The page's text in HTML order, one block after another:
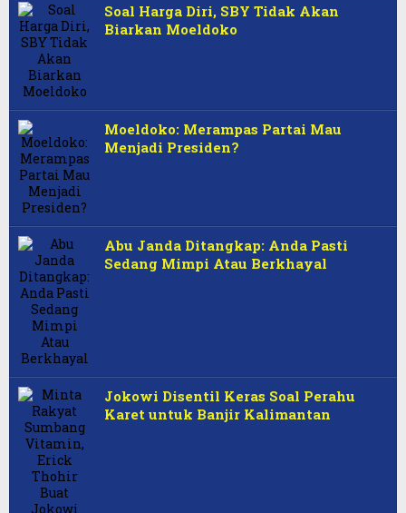
Soal Harga Diri, SBY Tidak Akan
Biarkan Moeldoko
Moeldoko: Merampas Partai Mau
Menjadi Presiden?
Abu Janda Ditangkap: Anda Pasti
Sedang Mimpi Atau Berkhayal
Jokowi Disentil Keras Soal Perahu
Karet untuk Banjir Kalimantan